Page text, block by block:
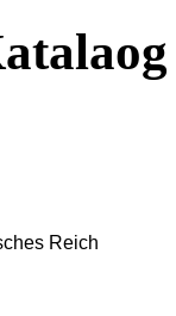
Reich